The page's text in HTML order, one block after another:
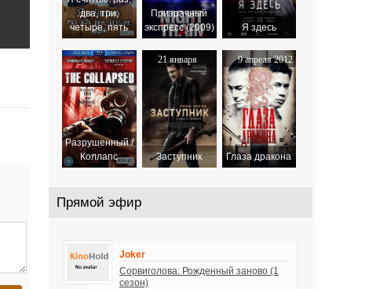
два, три,
четыре, пять
Призрачный
экспресс (2009)
Я здесь
Разрушенный /
Коллапс
21 января
2021
Заступник
9 апреля 2012
Глаза дракона
Прямой эфир
Joker
Сорвиголова: Рожденный заново (1
сезон)